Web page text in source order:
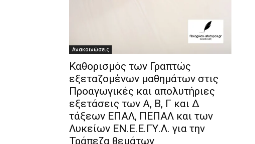
Ανακοινώσεις
Καθορισμός των Γραπτώς
εξεταζομένων μαθημάτων στις
Προαγωγικές και απολυτήριες
εξετάσεις των Α, Β, Γ και Δ
τάξεων ΕΠΑΛ, ΠΕΠΑΛ και των
Λυκείων ΕΝ.Ε.Ε.ΓΥ.Λ. για την
Τράπεζα θεμάτων